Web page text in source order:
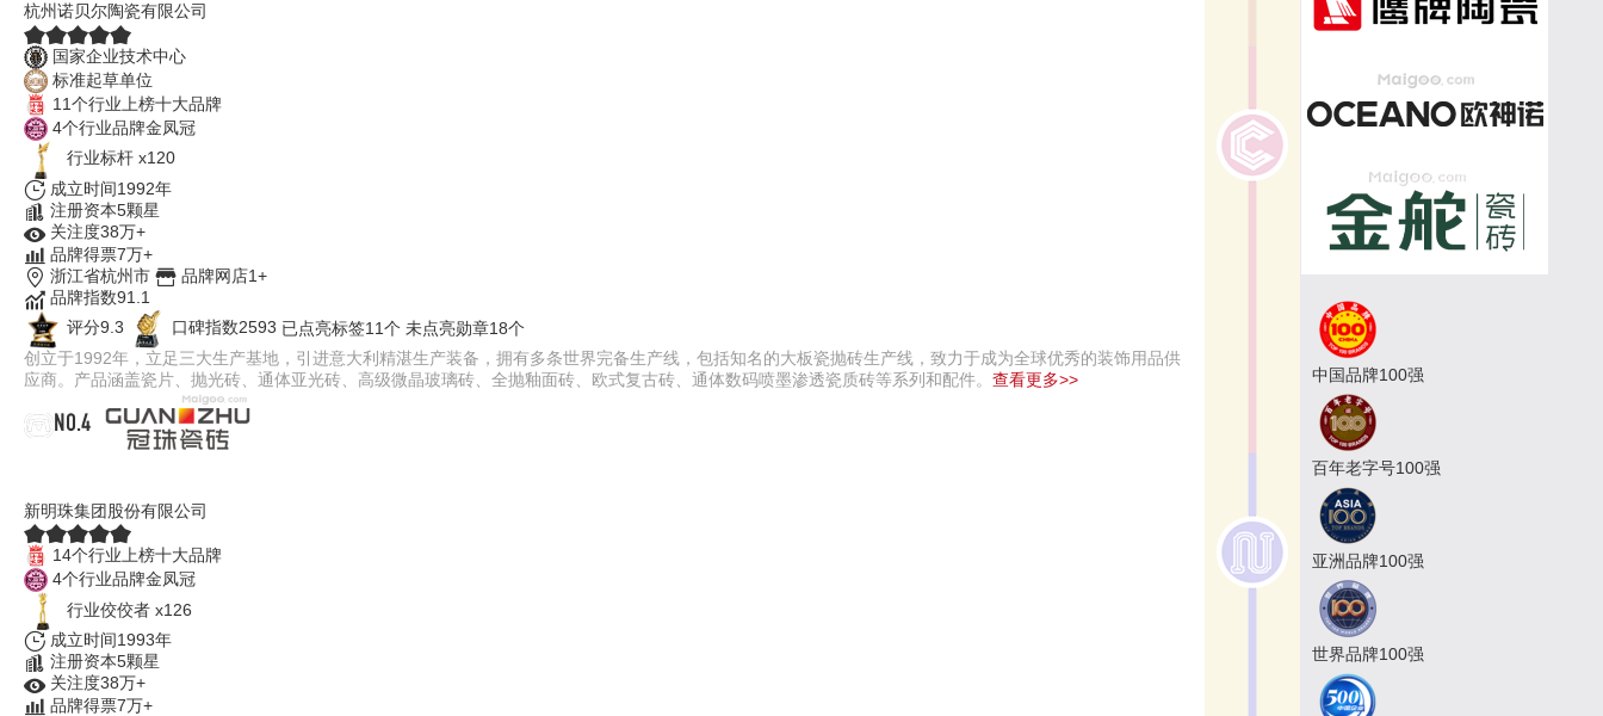
杭州诺贝尔陶瓷有限公司
国家企业技术中心
标准起草单位
11个行业上榜十大品牌
4个行业品牌金凤冠
行业标杆 x120
成立时间1992年
注册资本5颗星
关注度38万+
品牌得票7万+
浙江省杭州市
品牌网店1+
品牌指数91.1
评分9.3
口碑指数2593 已点亮标签11个 未点亮勋章18个
创立于1992年，立足三大生产基地，引进意大利精湛生产装备，拥有多条世界完备生产线，包括知名的大板瓷抛砖生产线，致力于成为全球优秀的装饰用品供
应商。产品涵盖瓷片、抛光砖、通体亚光砖、高级微晶玻璃砖、全抛釉面砖、欧式复古砖、通体数码喷墨渗透瓷质砖等系列和配件。 查看更多>>
NO.4
新明珠集团股份有限公司
14个行业上榜十大品牌
4个行业品牌金凤冠
行业佼佼者 x126
成立时间1993年
注册资本5颗星
关注度38万+
品牌得票7万+
中国品牌100强
百年老字号100强
亚洲品牌100强
世界品牌100强